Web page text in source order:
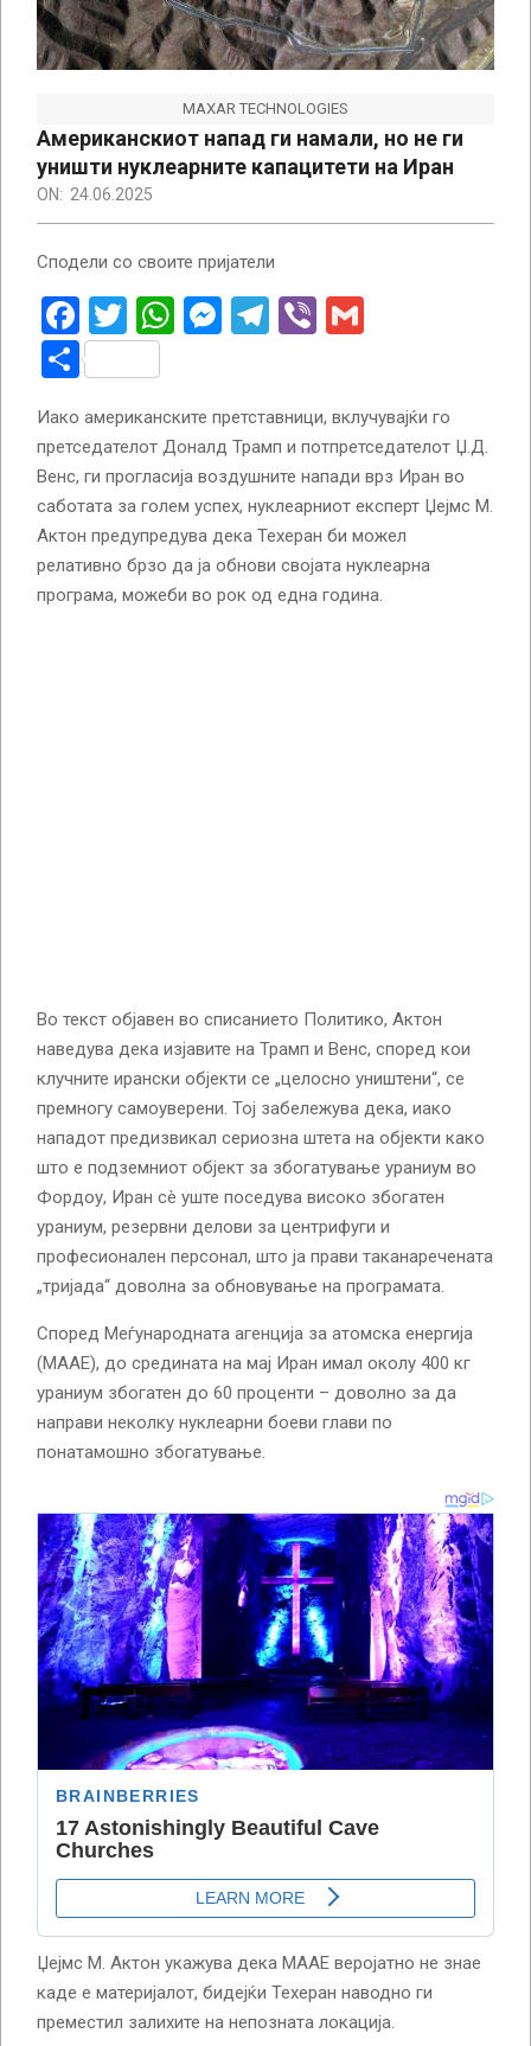
MAXAR TECHNOLOGIES
Американскиот напад ги намали, но не ги
уништи нуклеарните капацитети на Иран
ON: 24.06.2025
Сподели со своите пријатели
Facebook
Twitter
WhatsApp
Messenger
Telegram
Viber
Share
Иако американските претставници, вклучувајќи го
претседателот Доналд Трамп и потпретседателот Џ.Д.
Венс, ги прогласија воздушните напади врз Иран во
саботата за голем успех, нуклеарниот експерт Џејмс М.
Актон предупредува дека Техеран би можел
релативно брзо да ја обнови својата нуклеарна
програма, можеби во рок од една година.
Во текст објавен во списанието Политико, Актон
наведува дека изјавите на Трамп и Венс, според кои
клучните ирански објекти се „целосно уништени“, се
премногу самоуверени. Тој забележува дека, иако
нападот предизвикал сериозна штета на објекти како
што е подземниот објект за збогатување ураниум во
Фордоу, Иран сè уште поседува високо збогатен
ураниум, резервни делови за центрифуги и
професионален персонал, што ја прави таканаречената
„тријада“ доволна за обновување на програмата.
Според Меѓународната агенција за атомска енергија
(МААЕ), до средината на мај Иран имал околу 400 кг
ураниум збогатен до 60 проценти – доволно за да
направи неколку нуклеарни боеви глави по
понатамошно збогатување.
Џејмс М. Актон укажува дека МААЕ веројатно не знае
каде е материјалот, бидејќи Техеран наводно ги
преместил залихите на непозната локација.